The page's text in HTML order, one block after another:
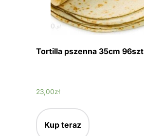
Tortilla pszenna 35cm 96szt
23,00zł
Kup teraz